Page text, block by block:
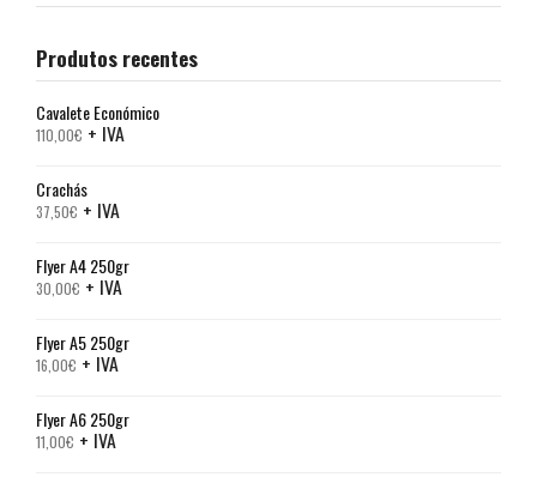
Produtos recentes
Cavalete Económico
110,00€ + IVA
Crachás
37,50€ + IVA
Flyer A4 250gr
30,00€ + IVA
Flyer A5 250gr
16,00€ + IVA
Flyer A6 250gr
11,00€ + IVA